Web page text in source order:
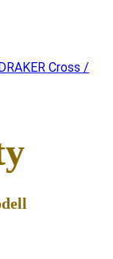
Cross /